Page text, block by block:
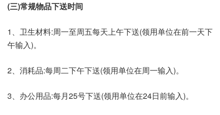
(三)常规物品下送时间
1、卫生材料:周一至周五每天上午下送(领用单位在前一天下
午输入)。
2、消耗品:每周二下午下送(领用单位在周一输入)。
3、办公用品:每月25号下送(领用单位在24日前输入)。